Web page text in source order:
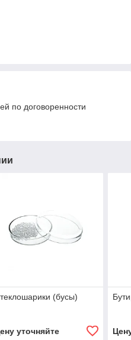
по договоренности
(бусы)
уточняйте